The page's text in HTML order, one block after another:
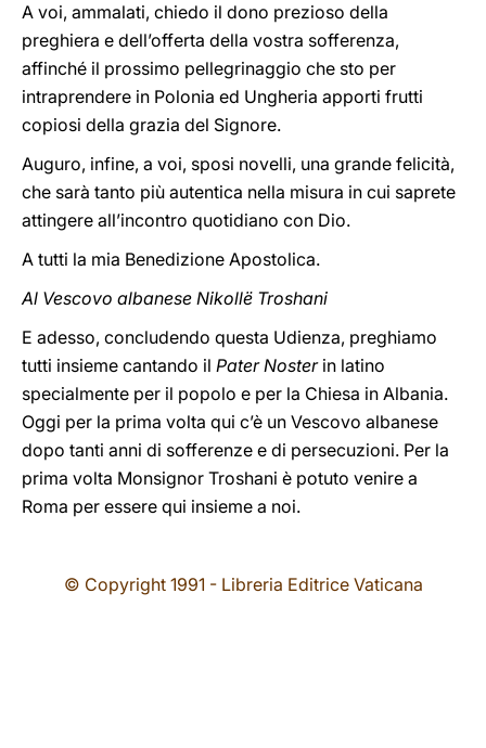
A voi, ammalati, chiedo il dono prezioso della
preghiera e dell’offerta della vostra sofferenza,
affinché il prossimo pellegrinaggio che sto per
intraprendere in Polonia ed Ungheria apporti frutti
copiosi della grazia del Signore.
Auguro, infine, a voi, sposi novelli, una grande felicità,
che sarà tanto più autentica nella misura in cui saprete
attingere all’incontro quotidiano con Dio.
A tutti la mia Benedizione Apostolica.
Al Vescovo albanese Nikollë Troshani
E adesso, concludendo questa Udienza, preghiamo
tutti insieme cantando il Pater Nosterin latino
specialmente per il popolo e per la Chiesa in Albania.
Oggi per la prima volta qui c’è un Vescovo albanese
dopo tanti anni di sofferenze e di persecuzioni. Per la
prima volta Monsignor Troshani è potuto venire a
Roma per essere qui insieme a noi.
© Copyright 1991 - Libreria Editrice Vaticana